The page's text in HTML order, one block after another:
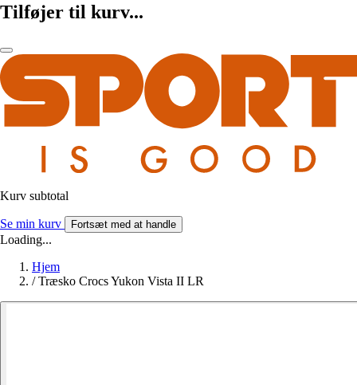
Tilføjer til kurv...
Kurv subtotal
Se min kurv Fortsæt med at handle
Loading...
Hjem
/ Træsko Crocs Yukon Vista II LR